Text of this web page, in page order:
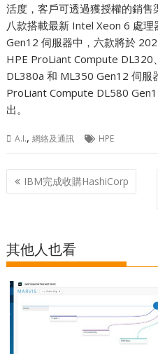
活度，客戶可透過獲授權的銷
八款搭載最新 Intel Xeon 6 處
Gen12 伺服器中，六款將於
HPE ProLiant Compute DL320
DL380a 和 ML350 Gen12 伺服
ProLiant Compute DL580
出。
A.I.,網絡及通訊 HPE
Post
navigation
IBM完成收購HashiCorp
其他人也看